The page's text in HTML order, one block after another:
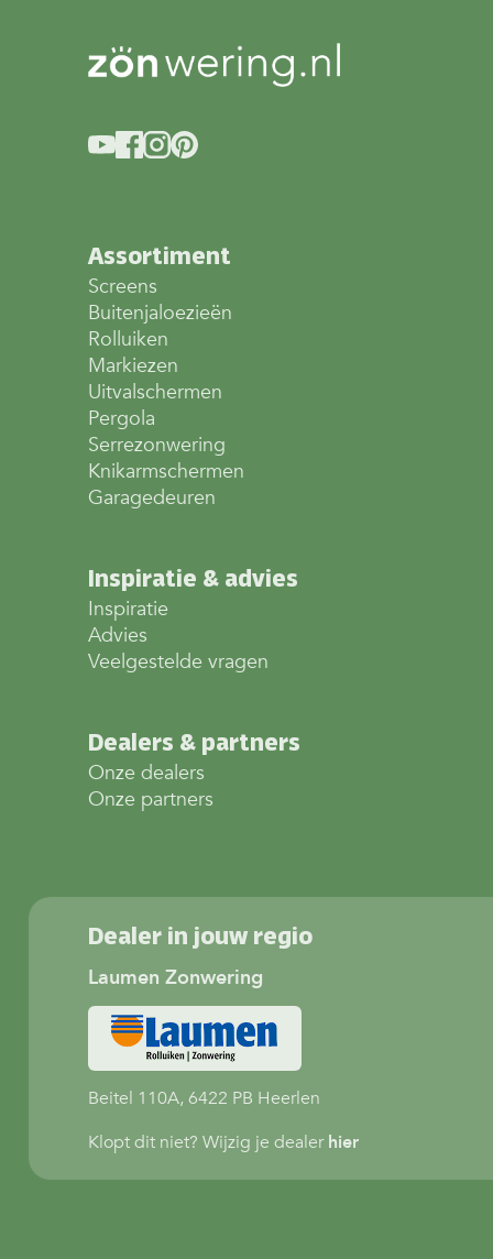
Assortiment
Screens
Buitenjaloezieën
Rolluiken
Markiezen
Uitvalschermen
Pergola
Serrezonwering
Knikarmschermen
Garagedeuren
Inspiratie & advies
Inspiratie
Advies
Veelgestelde vragen
Dealers & partners
Onze dealers
Onze partners
Dealer in jouw regio
Laumen Zonwering
Beitel 110A, 6422 PB Heerlen
Klopt dit niet? Wijzig je dealerhier